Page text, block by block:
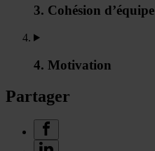
3. Cohésion d’équipe
4. Motivation
Partager